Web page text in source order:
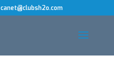
canet@clubsh2o.com